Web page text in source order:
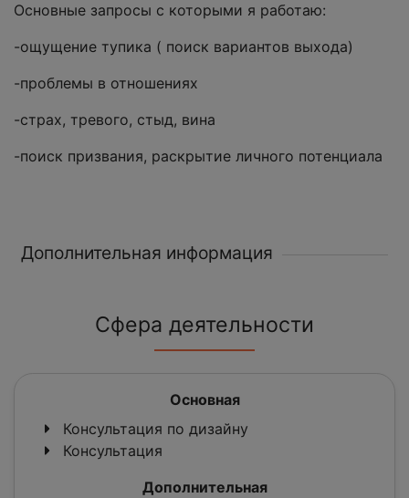
Основные запросы с которыми я работаю:
-ощущение тупика ( поиск вариантов выхода)
-проблемы в отношениях
-страх, тревого, стыд, вина
-поиск призвания, раскрытие личного потенциала
Дополнительная информация
Сфера деятельности
Основная
Консультация по дизайну
Консультация
Дополнительная